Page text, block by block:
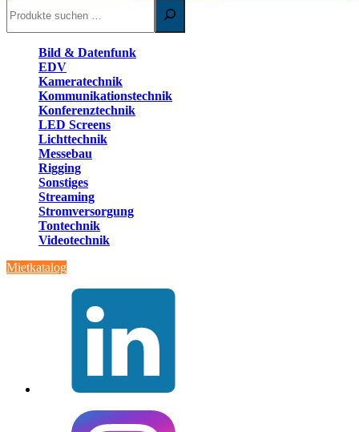
Bild & Datenfunk
EDV
Kameratechnik
Kommunikationstechnik
Konferenztechnik
LED Screens
Lichttechnik
Messebau
Rigging
Sonstiges
Streaming
Stromversorgung
Tontechnik
Videotechnik
Mietkatalog